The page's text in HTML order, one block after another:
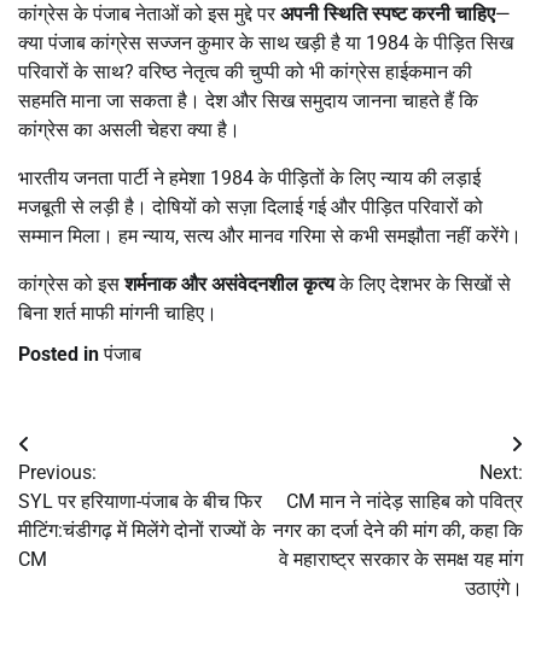
कांग्रेस के पंजाब नेताओं को इस मुद्दे परअपनी स्थिति स्पष्ट करनी चाहिए—
क्या पंजाब कांग्रेस सज्जन कुमार के साथ खड़ी है या 1984 के पीड़ित सिख
परिवारों के साथ? वरिष्ठ नेतृत्व की चुप्पी को भी कांग्रेस हाईकमान की
सहमति माना जा सकता है। देश और सिख समुदाय जानना चाहते हैं कि
कांग्रेस का असली चेहरा क्या है।
भारतीय जनता पार्टी ने हमेशा 1984 के पीड़ितों के लिए न्याय की लड़ाई
मजबूती से लड़ी है। दोषियों को सज़ा दिलाई गई और पीड़ित परिवारों को
सम्मान मिला। हम न्याय, सत्य और मानव गरिमा से कभी समझौता नहीं करेंगे।
कांग्रेस को इसशर्मनाक और असंवेदनशील कृत्यके लिए देशभर के सिखों से
बिना शर्त माफी मांगनी चाहिए।
Posted inपंजाब
Post
navigation
Previous:
SYL पर हरियाणा-पंजाब के बीच फिर
मीटिंग:चंडीगढ़ में मिलेंगे दोनों राज्यों के
CM
Next:
CM मान ने नांदेड़ साहिब को पवित्र
नगर का दर्जा देने की मांग की, कहा कि
वे महाराष्ट्र सरकार के समक्ष यह मांग
उठाएंगे।